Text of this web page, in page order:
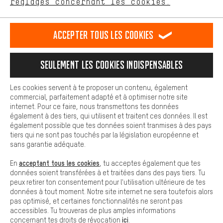
RÉSILIER LE CONTRAT Communauté d'Aix-la-Chapelle
Programme d'affiliation Mentions Légales Protection des données
Conditions générales de vente Plateforme d'Alerte
Reprise des batteries Corepile Paramètres de cookies
Modifier le contraste
Tous les prix s'entendent en euros (MwSt hors) plus les
frais de portpour la livraison versÉtats-Unis.
est plus confortable. Avec les cookies de confort, nous
Nous pouvons ainsi mettre à ta disposition d'autres contenus et
informations utiles. De plus, tu as la possibilité d'utiliser des
facilement les bons produits. Par exemple, nous proposons une
facilement aux questions.
Cookies de base
Les cookies de base garantissent que tu puisses utiliser les
fonctions de notre site web.
Accepter tous les cookies
Seulement les cookies indispensables
Les cookies servent à te proposer un contenu, également
commercial, parfaitement adapté et à optimiser notre site
internet. Pour ce faire, nous transmettons tes données
également à des tiers, qui utilisent et traitent ces données. Il est
également possible que tes données soient tranmises à des pays
tiers qui ne sont pas touchés par la législation européenne et
sans garantie adéquate.
En acceptant tous les cookies , tu acceptes également que tes
données soient transférées à et traitées dans des pays tiers. Tu
peux retirer ton consentement pour l'utilisation ultérieure de tes
données à tout moment. Notre site internet ne sera toutefois alors
pas optimisé, et certaines fonctionnalités ne seront pas
accessibles. Tu trouveras de plus amples informations
concernant tes droits de révocation ici